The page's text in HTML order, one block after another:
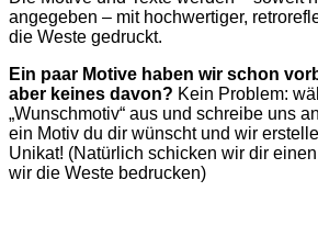
angegeben – mit hochwertiger,
die Weste gedruckt.
Ein paar Motive haben wir schon
aber keines davon? Kein Problem:
„Wunschmotiv“ aus und schreibe uns
ein Motiv du dir wünscht und wir
Unikat! (Natürlich schicken wir dir
wir die Weste bedrucken)